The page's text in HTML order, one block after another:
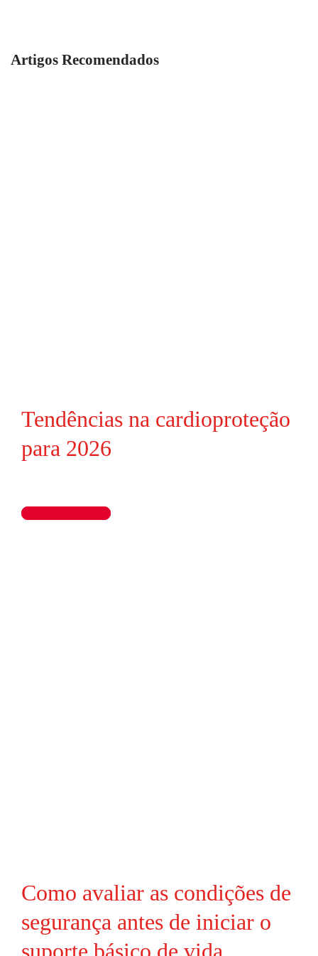
Artigos Recomendados
Tendências na cardioproteção
para 2026
Ler artigo completo
Como avaliar as condições de
segurança antes de iniciar o
suporte básico de vida